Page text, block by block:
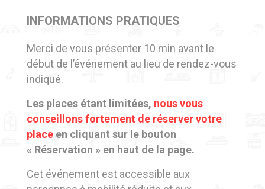
INFORMATIONS PRATIQUES
Merci de vous présenter 10 min avant le
début de l’événement au lieu de rendez-vous
indiqué.
Les places étant limitées, nous vous
conseillons fortement de réserver votre
place en cliquant sur le bouton
« Réservation » en haut de la page.
Cet événement est accessible aux